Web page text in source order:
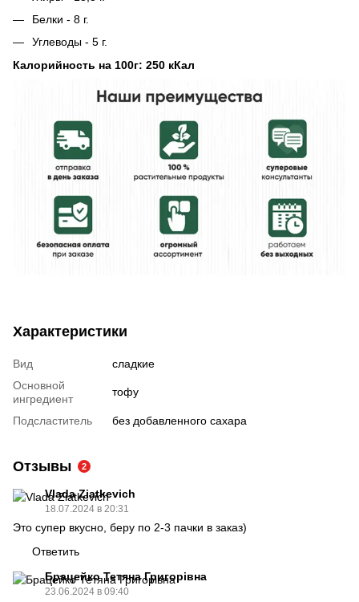
Белки - 8 г.
Углеводы - 5 г.
Калорийность на 100г: 250 кКал
Характеристики
Вид
сладкие
Основной
ингредиент
тофу
Подсластитель без добавленного сахара
Отзывы 2
Vlada Ziatkevich
18.07.2024 в 20:31
Это супер вкусно, беру по 2-3 пачки в заказ)
Ответить
Брацейко Тетяна Григорівна
23.06.2024 в 09:40